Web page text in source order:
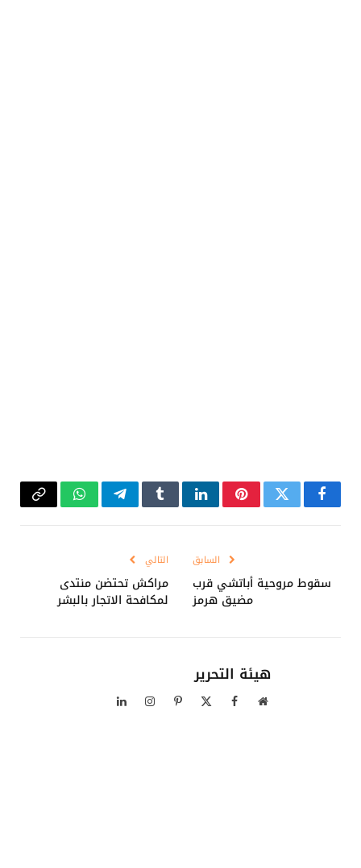
فيسبوكتويتر بينتيريستلينكدإنTumblrتيلقرامواتسابCopy
السابق
سقوط مروحية أباتشي قرب
مضيق هرمز
التالي
مراكش تحتضن منتدى
لمكافحة الاتجار بالبشر
هيئة التحرير
موقع فيسبوك بينتيريستالانستغراملينكدإن